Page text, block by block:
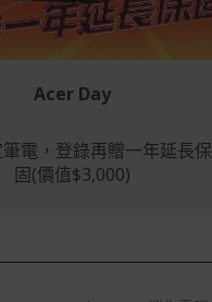
Acer Day
電，登錄再贈一年延長保
固(價值$3,000)